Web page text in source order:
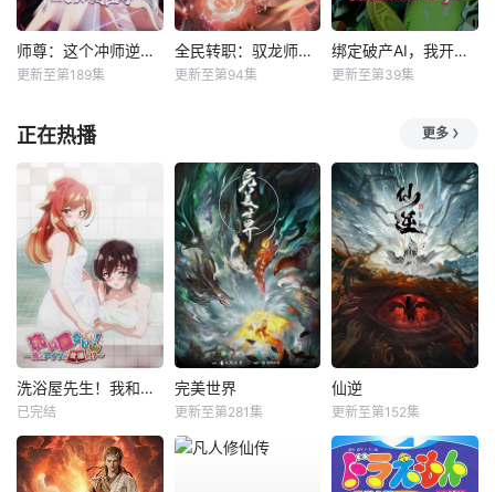
师尊：这个冲师逆徒才不是圣子动态漫
更新至第189集
全民转职：驭龙师是最弱职业？动态漫
更新至第94集
绑定破产AI，我开局氪成大神动态漫
更新至第39集
正在热播 更多
洗浴屋先生！我和那家伙在女浴池！？
已完结
完美世界
更新至第281集
仙逆
更新至第152集